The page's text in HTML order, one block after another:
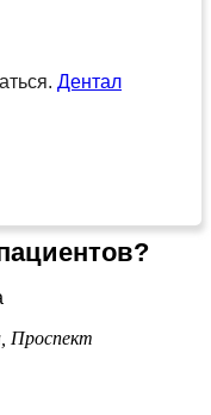
Дентал
Проспект